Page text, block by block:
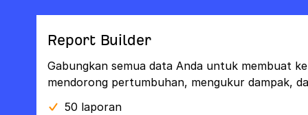
Report Builder
Gabungkan semua data Anda untuk membuat
mendorong pertumbuhan, mengukur dampak,
50 laporan